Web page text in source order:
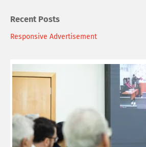
Recent Posts
Responsive Advertisement